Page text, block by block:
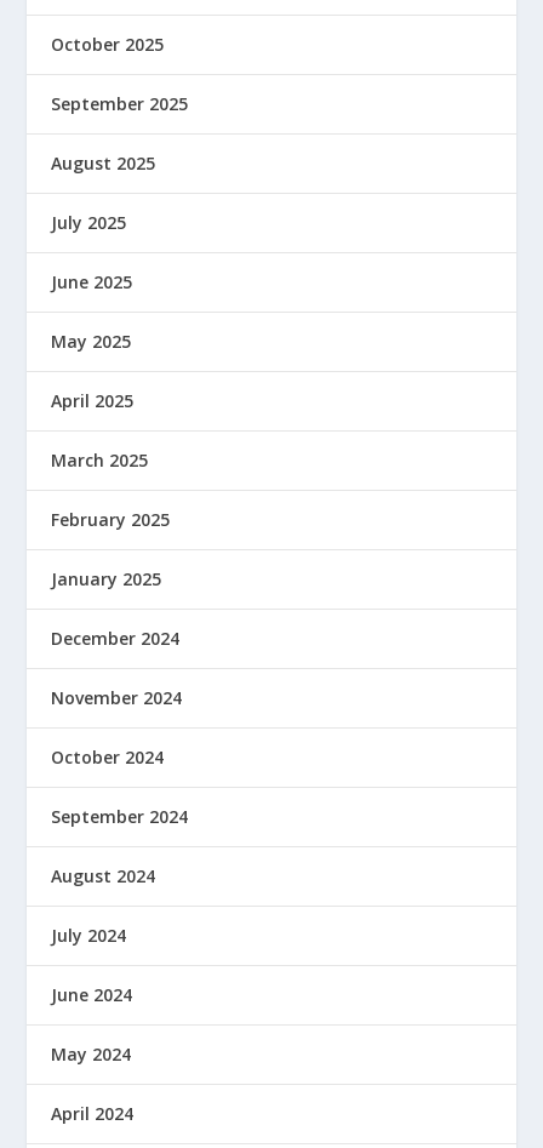
October 2025
September 2025
August 2025
July 2025
June 2025
May 2025
April 2025
March 2025
February 2025
January 2025
December 2024
November 2024
October 2024
September 2024
August 2024
July 2024
June 2024
May 2024
April 2024